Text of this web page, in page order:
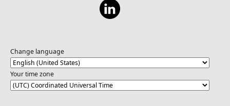
Change language
Your time zone